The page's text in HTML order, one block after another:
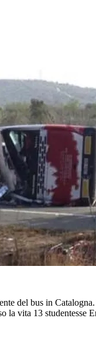
del bus in
la vita 13 studentesse